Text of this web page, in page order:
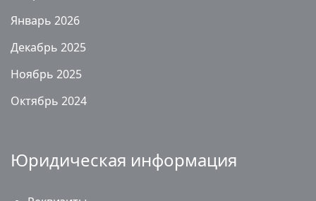
Январь 2026
Декабрь 2025
Ноябрь 2025
Октябрь 2024
Юридическая информация